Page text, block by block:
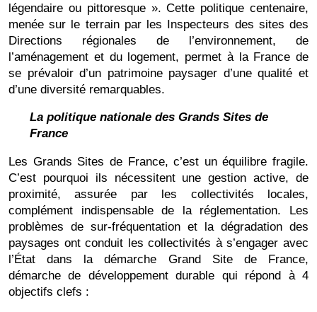
légendaire ou pittoresque ». Cette politique centenaire,
menée sur le terrain par les Inspecteurs des sites des
Directions régionales de l’environnement, de
l’aménagement et du logement, permet à la France de
se prévaloir d’un patrimoine paysager d’une qualité et
d’une diversité remarquables.
La politique nationale des Grands Sites de
France
Les Grands Sites de France, c’est un équilibre fragile.
C’est pourquoi ils nécessitent une gestion active, de
proximité, assurée par les collectivités locales,
complément indispensable de la réglementation. Les
problèmes de sur-fréquentation et la dégradation des
paysages ont conduit les collectivités à s’engager avec
l’État dans la démarche Grand Site de France,
démarche de développement durable qui répond à 4
objectifs clefs :